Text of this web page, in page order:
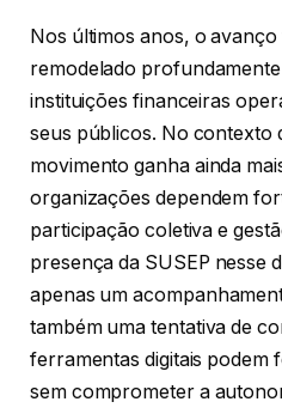
Nos últimos anos, o
remodelado
instituições financeiras
seus públicos. No contexto
movimento ganha ainda
organizações dependem
participação coletiva e
presença da SUSEP nesse
apenas um
também uma tentativa de
ferramentas digitais podem
sem comprometer a